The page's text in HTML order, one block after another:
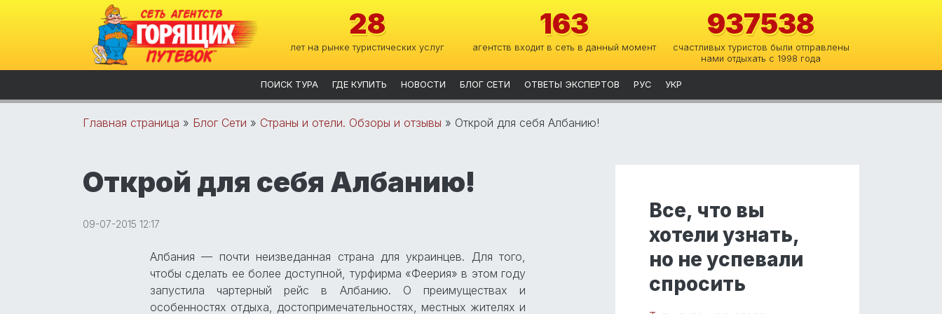
28
лет на рынке туристических услуг
163
агентств входит в сеть в данный момент
937538
счастливых туристов были отправлены
нами отдыхать с 1998 года
ПОИСК ТУРА ГДЕ КУПИТЬ НОВОСТИ БЛОГ СЕТИ ОТВЕТЫ ЭКСПЕРТОВ РУС УКР
Главная страница » Блог Сети » Страны и отели. Обзоры и отзывы » Открой для себя Албанию!
Открой для себя Албанию!
09-07-2015 12:17
Албания — почти неизведанная страна для украинцев. Для того,
чтобы сделать ее более доступной, турфирма «Феерия» в этом году
запустила чартерный рейс в Албанию. О преимуществах и
особенностях отдыха, достопримечательностях, местных жителях и
Все, что вы
хотели узнать,
но не успевали
спросить